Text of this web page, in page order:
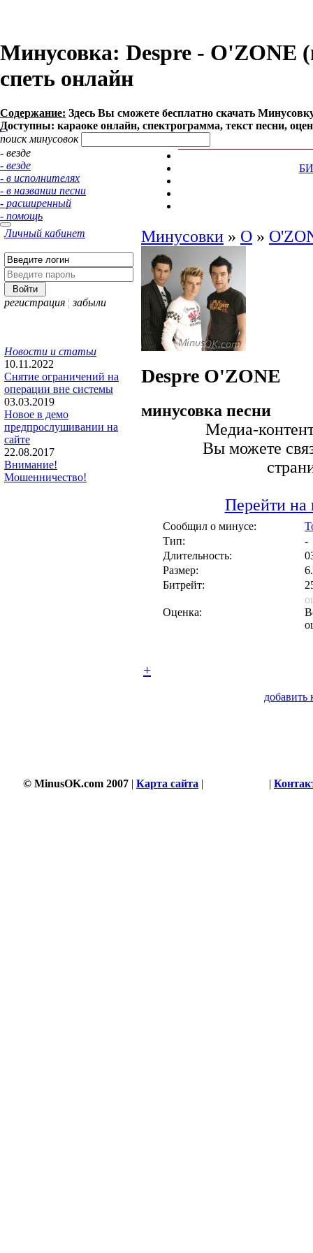
Минусовка: Despre - O'ZONE
спеть онлайн
Содержание: Здесь Вы сможете бесплатно cкачать
Доступны: караоке онлайн, спектрограмма, текст песни,
поиск минусовок
- везде
- везде
- в исполнителях
- в названии песни
- расширенный
- помощь
Личный кабинет
регистрация ¦ забыли
Новости и статьи
10.11.2022
Снятие ограничений на
операции вне системы
03.03.2019
Новое в демо
предпрослушивании на
сайте
22.08.2017
Внимание!
Мошенничество!
Минусовки » O »
Despre O'ZONE
минусовка песни
Медиа-
Вы можете
Перейти на
Сообщил о минусе:
Тип:
-
Длительность:
Размер:
Битрейт:
Оценка:
+
добавить
© MinusOK.com 2007 | Карта сайта | |